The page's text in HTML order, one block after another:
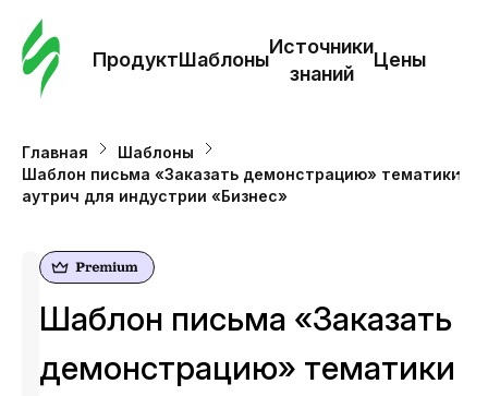
ПродуктШаблоны
Источники
знаний
Цены
Главная
Шаблоны
Шаблон письма «Заказать демонстрацию» тематики
аутрич для индустрии «Бизнес»
Шаблон письма «Заказать
демонстрацию» тематики